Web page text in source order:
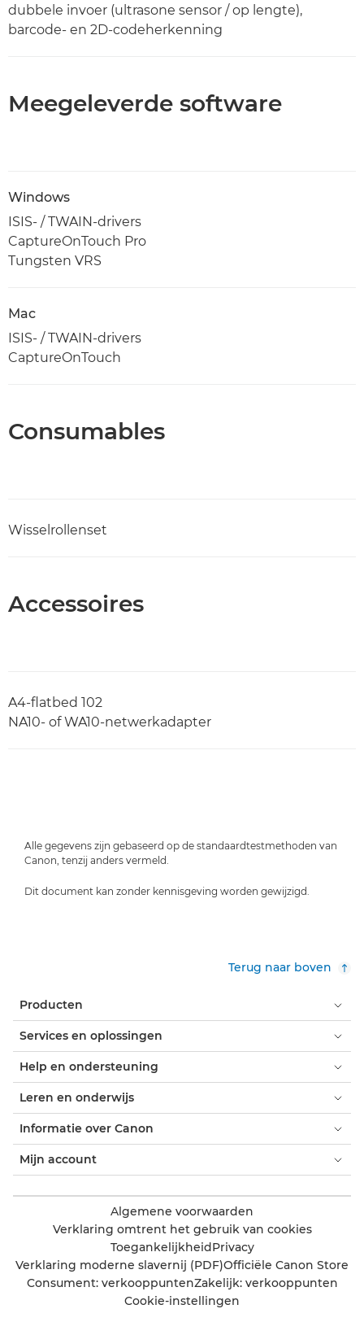
dubbele invoer (ultrasone sensor / op lengte),
barcode- en 2D-codeherkenning
Meegeleverde software
Windows
ISIS- / TWAIN-drivers
CaptureOnTouch Pro
Tungsten VRS
Mac
ISIS- / TWAIN-drivers
CaptureOnTouch
Consumables
Wisselrollenset
Accessoires
A4-flatbed 102
NA10- of WA10-netwerkadapter
Alle gegevens zijn gebaseerd op de standaardtestmethoden van
Canon, tenzij anders vermeld.
Dit document kan zonder kennisgeving worden gewijzigd.
Terug naar boven
Producten
Services en oplossingen
Help en ondersteuning
Leren en onderwijs
Informatie over Canon
Mijn account
Algemene voorwaarden
Verklaring omtrent het gebruik van cookies
ToegankelijkheidPrivacy
Verklaring moderne slavernij (PDF)Officiële Canon Store
Consument: verkooppuntenZakelijk: verkooppunten
Cookie-instellingen